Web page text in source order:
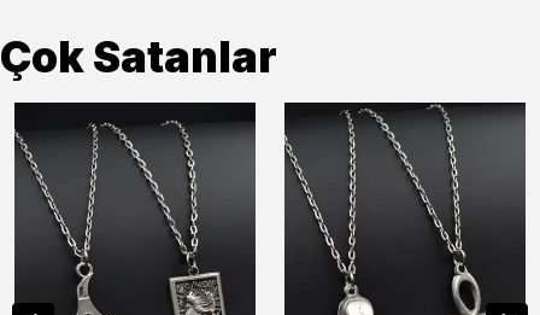
Çok Satanlar